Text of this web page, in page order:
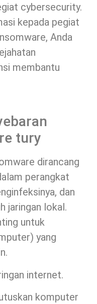
cybersecurity.
kepada pegiat
Anda
membantu
tury
dirancang
perangkat
dan
jaringan lokal.
untuk
yang
internet.
komputer